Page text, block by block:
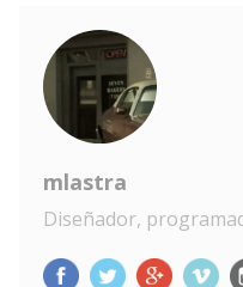
mlastra
Diseñador,